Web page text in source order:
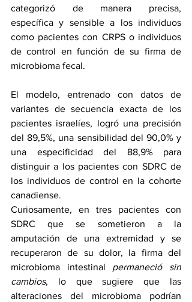
categorizó de manera precisa,
específica y sensible a los individuos
como pacientes con CRPS o individuos
de control en función de su firma de
microbioma fecal.
El modelo, entrenado con datos de
variantes de secuencia exacta de los
pacientes israelíes, logró una precisión
del 89,5%, una sensibilidad del 90,0% y
una especificidad del 88,9% para
distinguir a los pacientes con SDRC de
los individuos de control en la cohorte
canadiense.
Curiosamente, en tres pacientes con
SDRC que se sometieron a la
amputación de una extremidad y se
recuperaron de su dolor, la firma del
microbioma intestinal permaneció sin
cambios, lo que sugiere que las
alteraciones del microbioma podrían